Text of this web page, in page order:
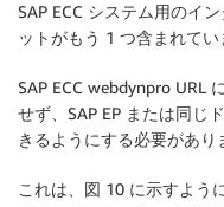
SAP ECC システム用のイ
ットがもう 1 つ含まれてい
SAP ECC webdynpro URL
せず、SAP EP または同じ
きるようにする必要があり
これは、図 10 に示すよう